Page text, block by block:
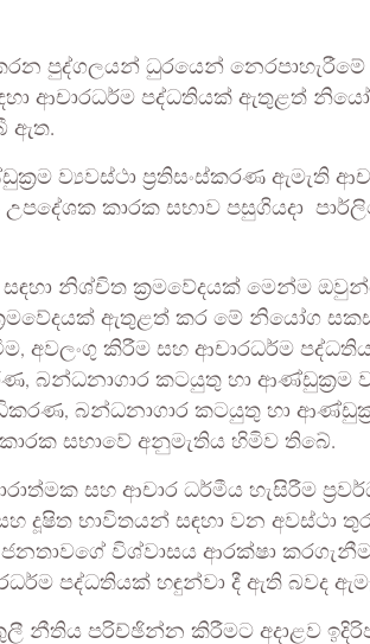
පුද්ගලයන් ධුරයෙන්
ආචාරධර්ම පද්ධතියක් ඇතුළත්
ඇත.
ව්‍යවස්ථා ප්‍රතිසංස්කරණ ඇමැති
උපදේශක කාරක සභාව පසුගියදා
නිශ්චිත ක්‍රමවේදයක් මෙන්ම
ඇතුළත් කර මේ නියෝග සකස්
අවලංගු කිරීම සහ ආචාරධර්ම පද්ධතිය
බන්ධනාගාර කටයුතු හා ආණ්ඩුක්‍රම
බන්ධනාගාර කටයුතු හා
සභාවේ අනුමැතිය හිමිව තිබේ.
සහ ආචාර ධර්මීය හැසිරීම
දූෂිත භාවිතයන් සඳහා වන අවස්ථා
විශ්වාසය ආරක්ෂා කරගැනීම
පද්ධතියක් හඳුන්වා දී ඇති බවද
නීතිය පරිච්ඡින්න කිරීමට අදාළව